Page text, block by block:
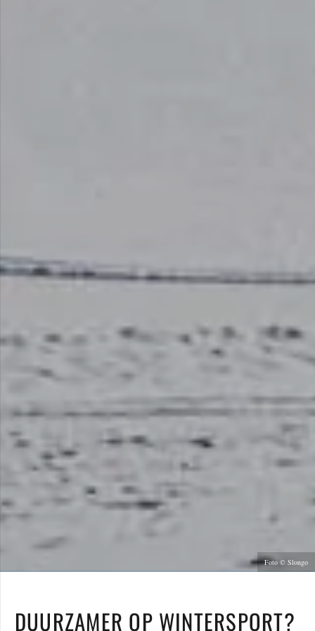
Foto © Slongo
DUURZAMER OP WINTERSPORT?